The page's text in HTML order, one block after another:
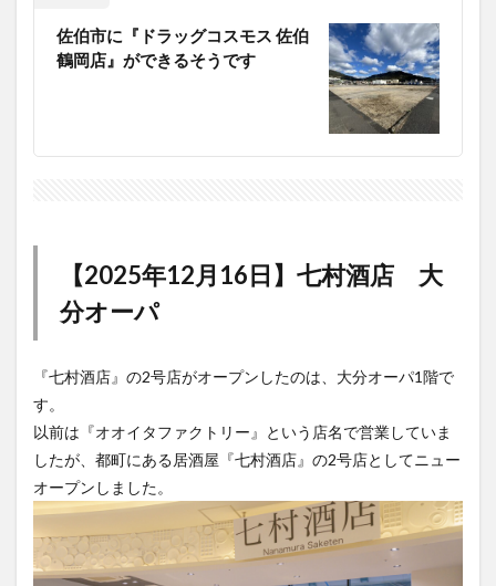
佐伯市に『ドラッグコスモス 佐伯
鶴岡店』ができるそうです
【2025年12月16日】七村酒店 大
分オーパ
『七村酒店』の2号店がオープンしたのは、大分オーパ1階で
す。
以前は『オオイタファクトリー』という店名で営業していま
したが、都町にある居酒屋『七村酒店』の2号店としてニュー
オープンしました。